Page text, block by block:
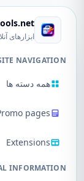
ابزارهای
NAVIGATION
همه دسته ها
pages
Extensions
INFORMATION